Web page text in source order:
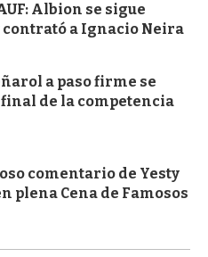
Albion se sigue
a Ignacio Neira
a paso firme se
de la competencia
comentario de Yesty
plena Cena de Famosos